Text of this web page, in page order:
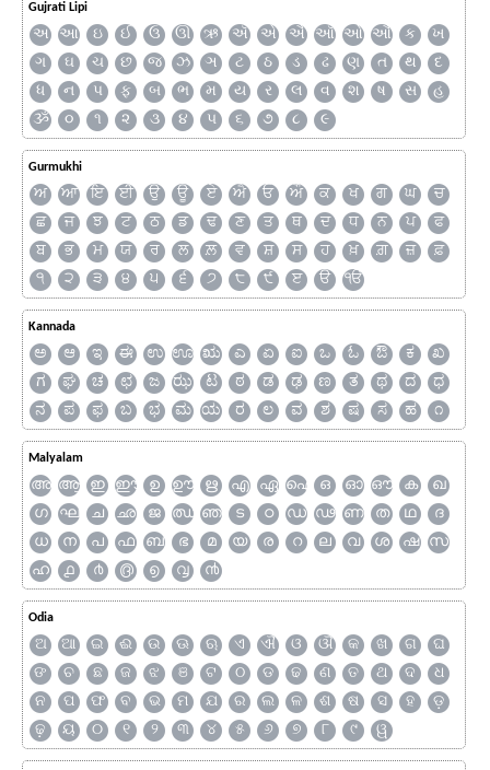
Gujrati Lipi
અ આ ઇ ઈ ઉ ઊ ઋ ઍ એ ઐ ઑ ઓ ઔ ક
ખ
ગ
ઘ ચ છ જ ઝ ઞ ટ ઠ ડ ઢ ણ ત થ
દ
ધ
ન પ ફ બ ભ મ ય ર લ વ શ ષ સ
હ
ૐ
૦ ૧ ૨ ૩ ૪ ૫ ૬ ૭ ૮ ૯
Gurmukhi
ਅ ਆ ਇ ਈ ਉ ਊ ਏ ਐ ਓ ਔ ਕ ਖ ਗ ਘ
ਚ
ਛ
ਜ ਝ ਟ ਠ ਡ ਢ ਣ ਤ ਥ ਦ ਧ ਨ ਪ
ਫ
ਬ
ਭ ਮ ਯ ਰ ਲ ਲ਼ ਵ ਸ਼ ਸ ਹ ਖ਼ ਗ਼ ਜ਼
ਫ਼
੧
੨ ੩ ੪ ੫ ੬ ੭ ੮ ੯ ੲ ੳ ੴ
Kannada
ಅ ಆ ಇ ಈ ಉ ಊ ಋ ಎ ಏ ಐ ಒ ಓ ಔ ಕ
ಖ
ಗ
ಘ ಚ ಛ ಜ ಝ ಟ ಠ ಡ ಢ ಣ ತ ಥ ದ
ಧ
ನ
ಪ ಫ ಬ ಭ ಮ ಯ ರ ಲ ವ ಶ ಷ ಸ ಹ ೧
Malyalam
അ ആ ഇ ഈ ഉ ഊ ഋ എ ഏ ഐ ഒ ഓ ഔ ക
ഖ
ഗ
ഘ ച ഛ ജ ഝ ഞ ട ഠ ഡ ഢ ണ ത ഥ
ദ
ധ
ന പ ഫ ബ ഭ മ യ ര റ ല വ ശ ഷ
സ
ഹ
൧ ൪ ൫ ൭ ൮ ൯
Odia
ଅ ଆ ଇ ଈ ଉ ଊ ଋ ଏ ଐ ଓ ଔ କ ଖ ଗ
ଘ
ଙ
ଚ ଛ ଜ ଝ ଞ ଟ ଠ ଡ ଢ ଣ ତ ଥ ଦ
ଧ
ନ
ପ ଫ ବ ଭ ମ ଯ ର ଲ ଳ ଶ ଷ ସ ହ
ଡ଼
ଢ଼
ୟ ୦ ୧ ୨ ୩ ୪ ୫ ୬ ୭ ୮ ୯ ୱ